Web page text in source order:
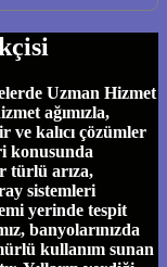
Uzman Hizmet
ağımızla,
ve kalıcı çözümler
konusunda
türlü arıza,
sistemleri
yerinde tespit
banyolarınızda
kullanım sunan